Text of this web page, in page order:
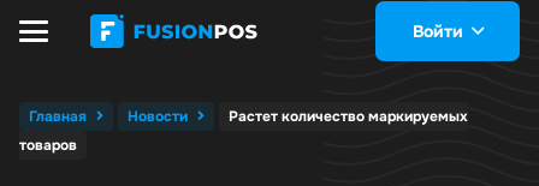
Войти
Главная Новости
Растет количество маркируемых
товаров